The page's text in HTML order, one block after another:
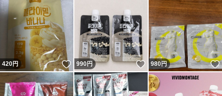
420円 いいね！
990円 いいね！
980円